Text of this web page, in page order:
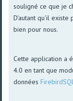
souligné ce que je
D'autant qu'il existe
bien pour nous.
Cette application a
4.0 en tant que
données